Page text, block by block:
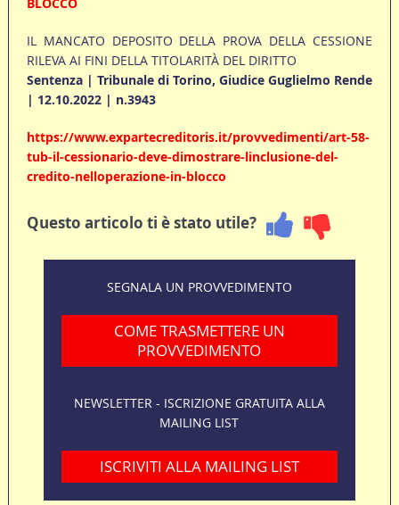
BLOCCO
IL MANCATO DEPOSITO DELLA PROVA DELLA CESSIONE
RILEVA AI FINI DELLA TITOLARITÀ DEL DIRITTO
Sentenza | Tribunale di Torino, Giudice Guglielmo Rende
| 12.10.2022 | n.3943
https://www.expartecreditoris.it/provvedimenti/art-58-
tub-il-cessionario-deve-dimostrare-linclusione-del-
credito-nelloperazione-in-blocco
Questo articolo ti è stato utile?
SEGNALA UN PROVVEDIMENTO
COME TRASMETTERE UN
PROVVEDIMENTO
NEWSLETTER - ISCRIZIONE GRATUITA ALLA
MAILING LIST
ISCRIVITI ALLA MAILING LIST